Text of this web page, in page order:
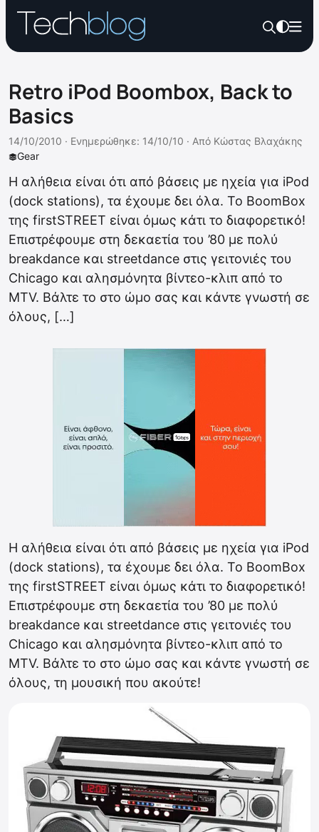
Retro iPod Boombox, Back to
Basics
Gear
14/10/2010 · Ενημερώθηκε: 14/10/10 · Από Κώστας Βλαχάκης
Η αλήθεια είναι ότι από βάσεις με ηχεία για iPod
(dock stations), τα έχουμε δει όλα. Το BoomBox
της firstSTREET είναι όμως κάτι το διαφορετικό!
Επιστρέφουμε στη δεκαετία του ’80 με πολύ
breakdance και streetdance στις γειτονιές του
Chicago και αλησμόνητα βίντεο-κλιπ από το
MTV. Βάλτε το στο ώμο σας και κάντε γνωστή σε
όλους, […]
Η αλήθεια είναι ότι από βάσεις με ηχεία για iPod
(dock stations), τα έχουμε δει όλα. Το BoomBox
της firstSTREET είναι όμως κάτι το διαφορετικό!
Επιστρέφουμε στη δεκαετία του ’80 με πολύ
breakdance και streetdance στις γειτονιές του
Chicago και αλησμόνητα βίντεο-κλιπ από το
MTV. Βάλτε το στο ώμο σας και κάντε γνωστή σε
όλους, τη μουσική που ακούτε!